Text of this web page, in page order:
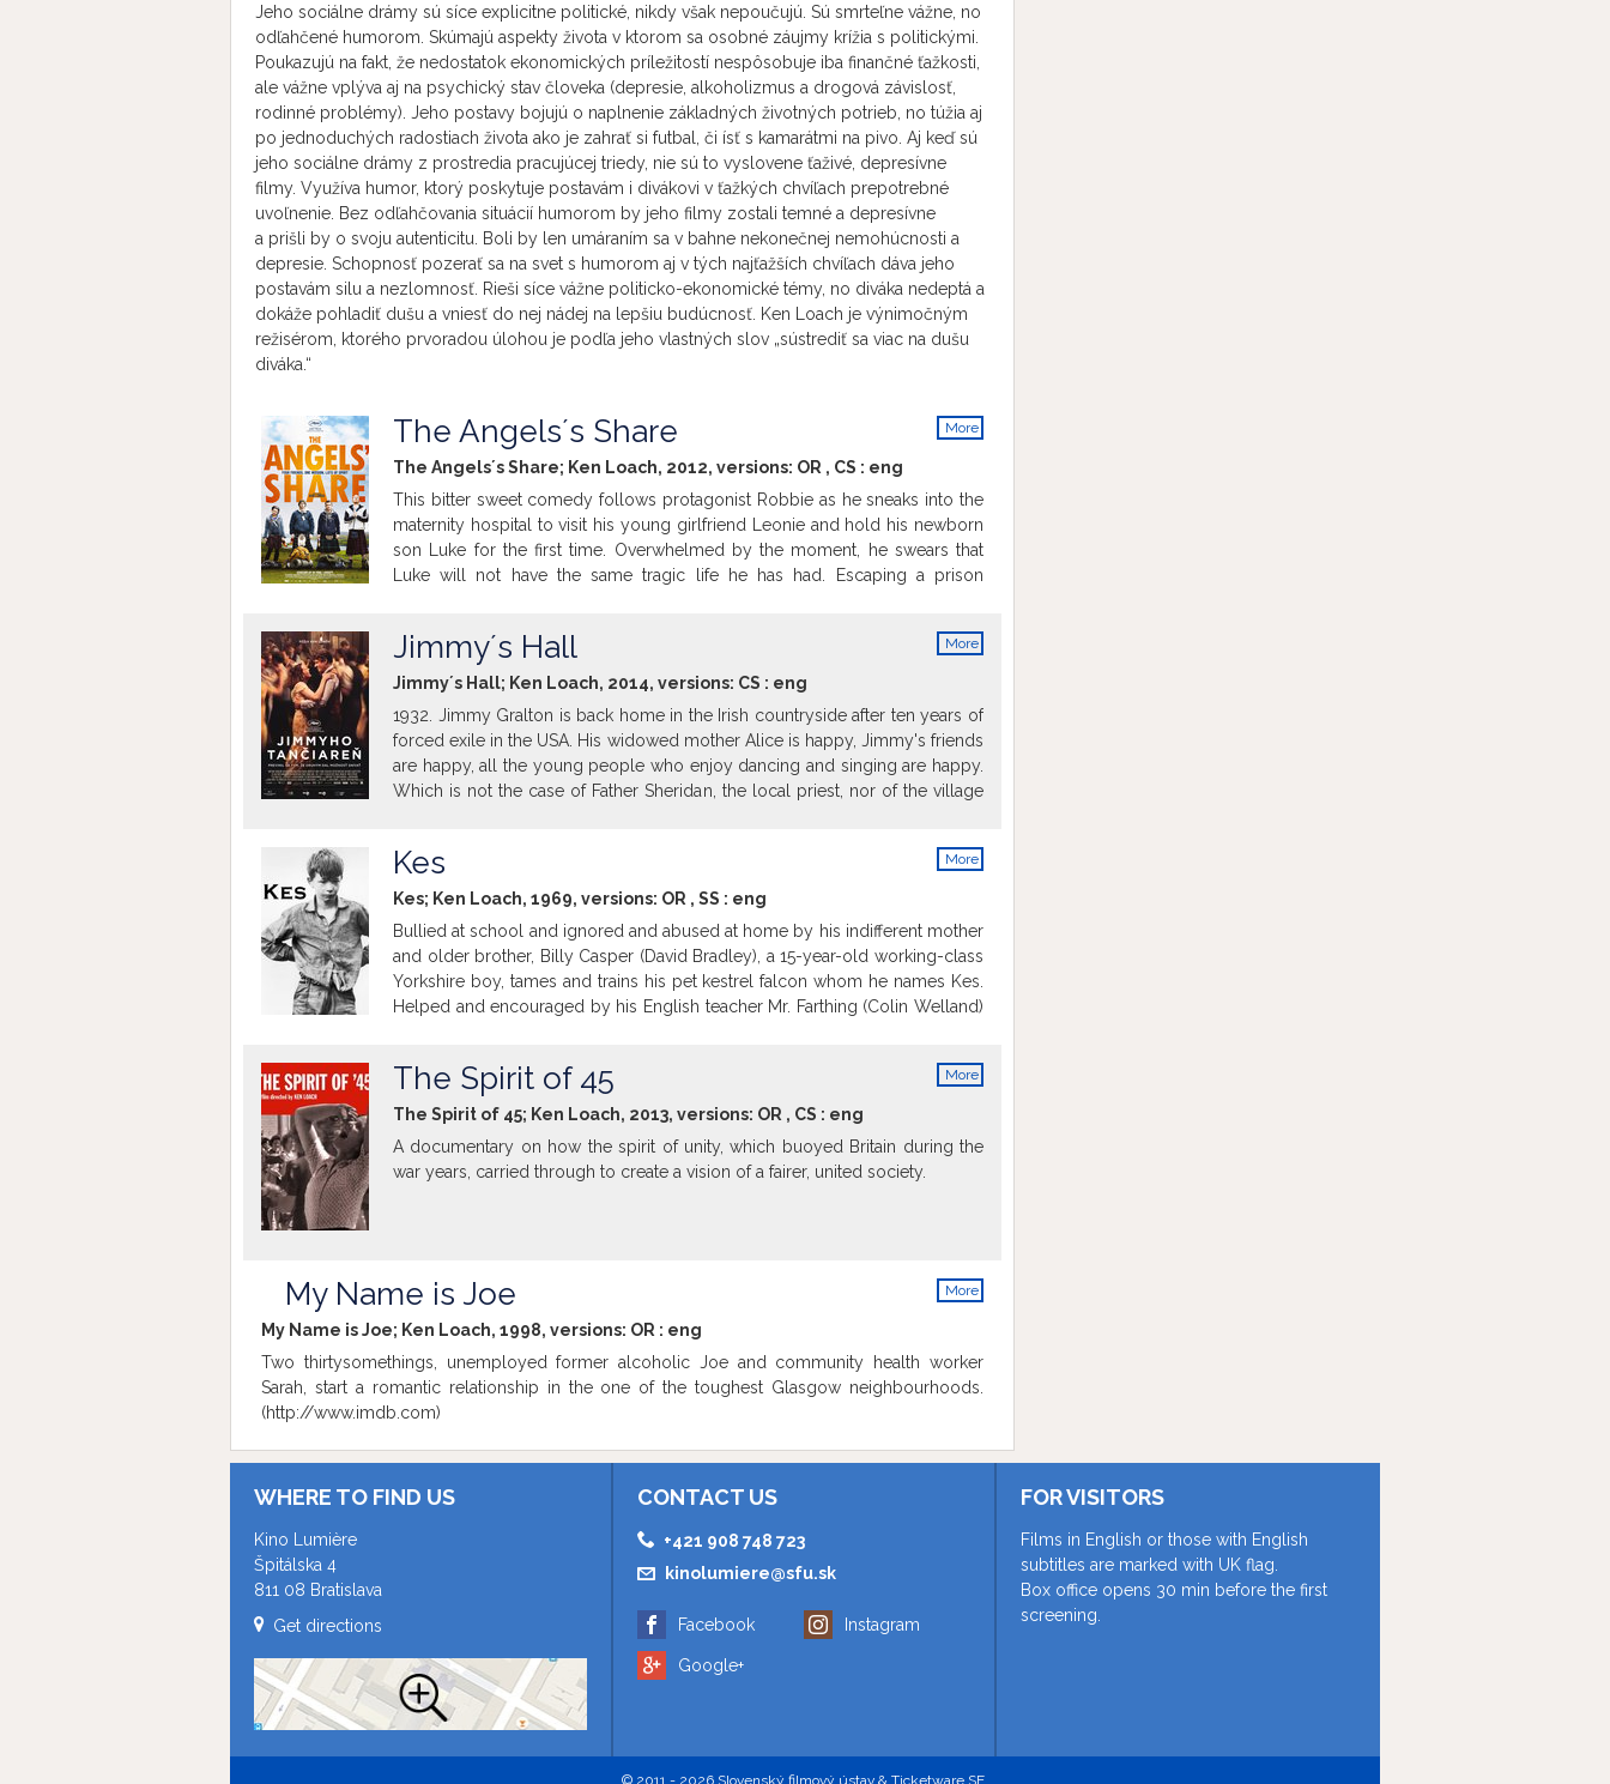
Jeho sociálne drámy sú síce explicitne politické, nikdy však nepoučujú. Sú smrteľne vážne, no
odľahčené humorom. Skúmajú aspekty života v ktorom sa osobné záujmy krížia s politickými.
Poukazujú na fakt, že nedostatok ekonomických príležitostí nespôsobuje iba finančné ťažkosti,
ale vážne vplýva aj na psychický stav človeka (depresie, alkoholizmus a drogová závislosť,
rodinné problémy). Jeho postavy bojujú o naplnenie základných životných potrieb, no túžia aj
po jednoduchých radostiach života ako je zahrať si futbal, či ísť s kamarátmi na pivo. Aj keď sú
jeho sociálne drámy z prostredia pracujúcej triedy, nie sú to vyslovene ťaživé, depresívne
filmy. Využíva humor, ktorý poskytuje postavám i divákovi v ťažkých chvíľach prepotrebné
uvoľnenie. Bez odľahčovania situácií humorom by jeho filmy zostali temné a depresívne
a prišli by o svoju autenticitu. Boli by len umáraním sa v bahne nekonečnej nemohúcnosti a
depresie. Schopnosť pozerať sa na svet s humorom aj v tých najťažších chvíľach dáva jeho
postavám silu a nezlomnosť. Rieši síce vážne politicko-ekonomické témy, no diváka nedeptá a
dokáže pohladiť dušu a vniesť do nej nádej na lepšiu budúcnosť. Ken Loach je výnimočným
režisérom, ktorého prvoradou úlohou je podľa jeho vlastných slov „sústrediť sa viac na dušu
diváka.“
More
The Angels´s Share
The Angels´s Share; Ken Loach, 2012, versions: OR , CS : eng
This bitter sweet comedy follows protagonist Robbie as he sneaks into the
maternity hospital to visit his young girlfriend Leonie and hold his newborn
son Luke for the first time. Overwhelmed by the moment, he swears that
Luke will not have the same tragic life he has had. Escaping a prison
find it impossible to find work because of their criminal records. Little did
Robbie imagine how turning to drink might change their lives - not cheap
out' for the next twenty years, or a new future with 'Uisge Beatha' the 'Water
of Life?' Only the angels know... (http://www.imdb.com)
More
Jimmy´s Hall
Jimmy´s Hall; Ken Loach, 2014, versions: CS : eng
1932. Jimmy Gralton is back home in the Irish countryside after ten years of
forced exile in the USA. His widowed mother Alice is happy, Jimmy's friends
are happy, all the young people who enjoy dancing and singing are happy.
Which is not the case of Father Sheridan, the local priest, nor of the village
thus enabling the villagers to gather to sing, dance, paint, study or box, they
take a dim view of the whole thing. People who think and unite are difficult to
possible to get rid of Jimmy and his "dangerous" hall.
(http://www.imdb.com)
More
Kes
Kes; Ken Loach, 1969, versions: OR , SS : eng
Bullied at school and ignored and abused at home by his indifferent mother
and older brother, Billy Casper (David Bradley), a 15-year-old working-class
Yorkshire boy, tames and trains his pet kestrel falcon whom he names Kes.
Helped and encouraged by his English teacher Mr. Farthing (Colin Welland)
More
The Spirit of 45
The Spirit of 45; Ken Loach, 2013, versions: OR , CS : eng
A documentary on how the spirit of unity, which buoyed Britain during the
war years, carried through to create a vision of a fairer, united society.
More
My Name is Joe
My Name is Joe; Ken Loach, 1998, versions: OR : eng
Two thirtysomethings, unemployed former alcoholic Joe and community health worker
Sarah, start a romantic relationship in the one of the toughest Glasgow neighbourhoods.
(http://www.imdb.com)
WHERE TO FIND US
Kino Lumière
Špitálska 4
811 08 Bratislava
Get directions
CONTACT US
+421 908 748 723
kinolumiere@sfu.sk
Facebook
Google+
Instagram
FOR VISITORS
Films in English or those with English
subtitles are marked with UK flag.
Box office opens 30 min before the first
screening.
© 2011 - 2026 Slovenský filmový ústav & Ticketware SE.